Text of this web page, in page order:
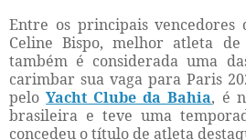
Entre os principais
Celine Bispo, melhor atleta de
também é considerada uma
carimbar sua vaga para Paris
peloYacht Clube da Bahia, é
brasileira e teve uma
concedeu o título de atleta